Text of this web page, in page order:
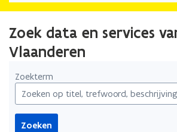
Zoek data en services
Vlaanderen
Zoekterm
Zoeken